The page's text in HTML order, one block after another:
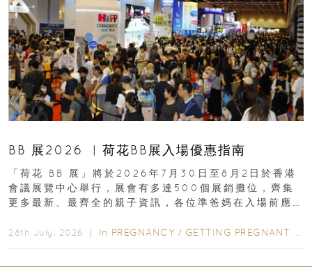
BB 展2026 ︳荷花BB展入場優惠指南
「荷花 BB 展」將於2026年7月30日至8月2日於香港
會議展覽中心舉行，展會有多達500個展銷攤位，齊集
更多最新、最齊全的親子資訊，各位準爸媽在入場前應
28th July, 2026 ｜ In PREGNANCY / GETTING PREGNANT